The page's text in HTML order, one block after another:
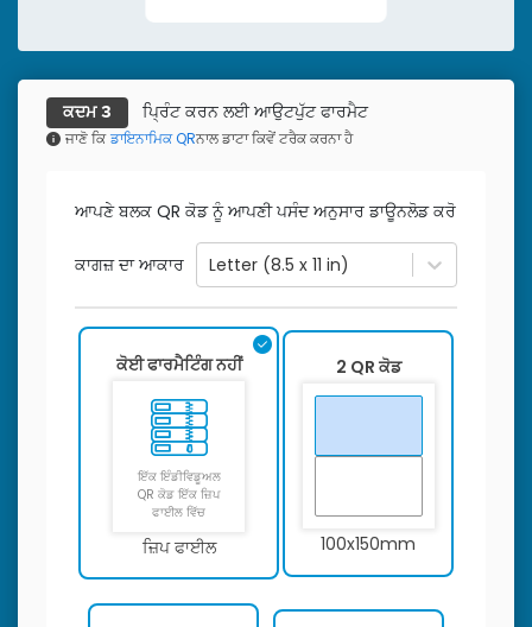
ਕਦਮ 3 ਪ੍ਰਿੰਟ ਕਰਨ ਲਈ ਆਉਟਪੁੱਟ ਫਾਰਮੈਟ
ਜਾਣੋ ਕਿ ਡਾਇਨਾਮਿਕ QRਨਾਲ ਡਾਟਾ ਕਿਵੇਂ ਟਰੈਕ ਕਰਨਾ ਹੈ
ਆਪਣੇ ਬਲਕ QR ਕੋਡ ਨੂੰ ਆਪਣੀ ਪਸੰਦ ਅਨੁਸਾਰ ਡਾਊਨਲੋਡ ਕਰੋ
ਕਾਗਜ਼ ਦਾ ਆਕਾਰ Letter (8.5 x 11 in)
ਕੋਈ ਫਾਰਮੈਟਿੰਗ ਨਹੀਂ
ਇੱਕ ਇੰਡੀਵਿਡੂਅਲ
QR ਕੋਡ ਇੱਕ ਜ਼ਿਪ
ਫਾਈਲ ਵਿੱਚ
ਜ਼ਿਪ ਫਾਈਲ
2 QR ਕੋਡ
100x150mm